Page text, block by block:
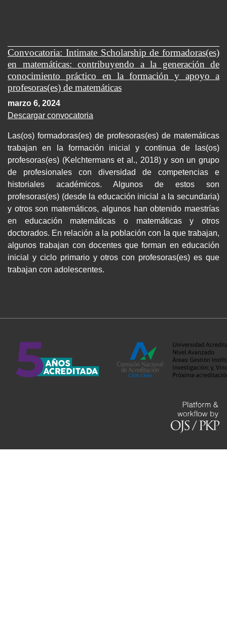
Convocatoria: Intimate Scholarship de formadoras(es)
en matemáticas: contribuyendo a la generación de
conocimiento práctico en la formación y apoyo a
profesoras(es) de matemáticas
marzo 6, 2024
Descargar convocatoria
Las(os) formadoras(es) de profesoras(es) de matemáticas
trabajan en la formación inicial y continua de las(os)
profesoras(es) (Kelchtermans et al., 2018) y son un grupo
de profesionales con diversidad de competencias e
historiales académicos. Algunos de estos son
profesoras(es) (desde la educación inicial a la secundaria)
y otros son matemáticos, algunos han obtenido maestrías
en educación matemáticas o matemáticas y otros
doctorados. En relación a la población con la que trabajan,
algunos trabajan con docentes que forman en educación
inicial y ciclo primario y otros con profesoras(es) es que
trabajan con adolescentes.